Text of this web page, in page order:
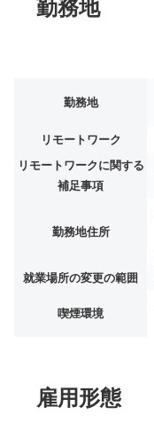
勤務地
勤務地
リモートワーク
リモートワークに関する
補足事項
勤務地住所
就業場所の変更の範囲
喫煙環境
雇用形態